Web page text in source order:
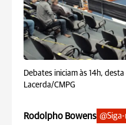
Debates iniciam às 14h,
Lacerda/CMPG
Rodolpho Bowens